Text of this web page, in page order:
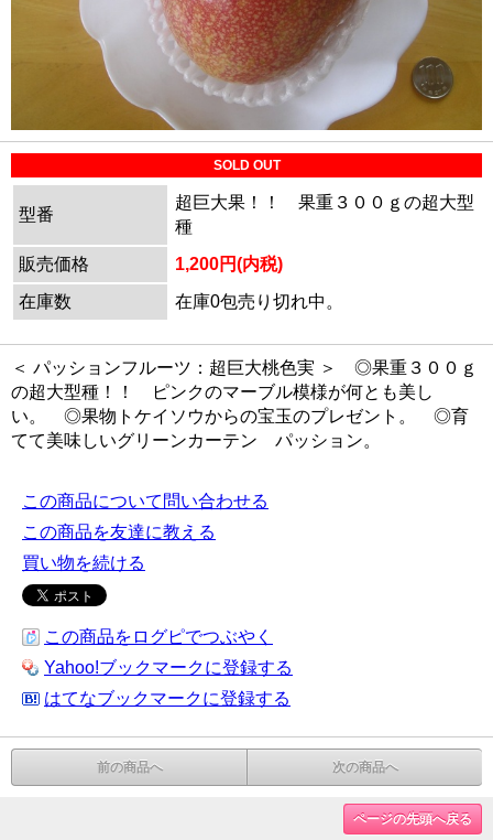
SOLD OUT
型番
超巨大果！！ 果重３００ｇの超大型
種
販売価格
1,200円(内税)
在庫数
在庫0包売り切れ中。
＜ パッションフルーツ：超巨大桃色実 ＞ ◎果重３００ｇ
の超大型種！！ ピンクのマーブル模様が何とも美し
い。 ◎果物トケイソウからの宝玉のプレゼント。 ◎育
てて美味しいグリーンカーテン パッション。
この商品について問い合わせる
この商品を友達に教える
買い物を続ける
この商品をログピでつぶやく
Yahoo!ブックマークに登録する
はてなブックマークに登録する
前の商品へ 次の商品へ
ページの先頭へ戻る